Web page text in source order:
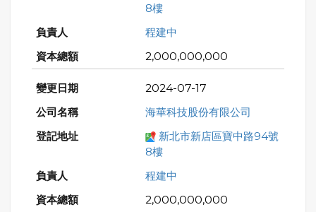
8樓
程建中
2,000,000,000
2024-07-17
海華科技股份有限公司
新北市新店區寶中路94號
8樓
程建中
2,000,000,000